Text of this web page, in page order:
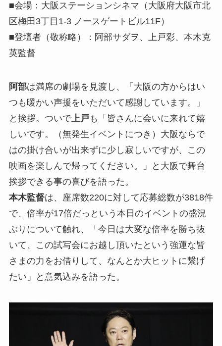
■会場：大阪ステーションシネマ（大阪府大阪市北
区梅田3丁目1-3 ノースゲートビル11F）
■登壇者（敬称略）：阿部サダヲ、上戸彩、本木克
英監督
阿部は満席の劇場を見渡し、「大阪の方からはい
つも暖かい声援をいただいて感謝しています。」
と挨拶。ついで上戸も「皆さんに会いに来れて嬉
しいです。（無発生イベントにつき）大阪ならで
はの掛け合いが出来ずに少し寂しいですが、この
映画を楽しんで帰ってください。」と大阪で舞台
挨拶できる事の喜びを語った。
本木監督は、座席数220に対して応募総数が3818件
で、倍率が17倍だっという本日のイベントの盛況
ぶりについて触れ、「今日は大変な倍率を勝ち抜
いて、この試写会にお越し頂いたという強運な皆
さまの力をお借りして、なんとか大ヒットに繋げ
たい」と意気込みを語った。